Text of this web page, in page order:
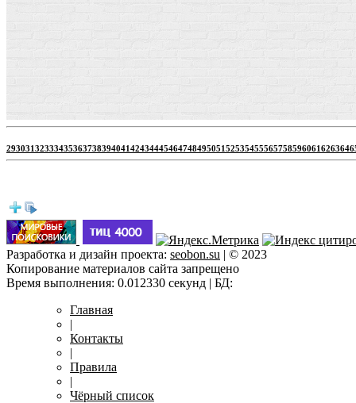
293031323334353637383940414243444546474849505152535455565758596061626364
Разработка и дизайн проекта: seobon.su | © 2023
Копирование материалов сайта запрещено
Время выполнения: 0.012330 секунд | БД:
Главная
|
Контакты
|
Правила
|
Чёрный список